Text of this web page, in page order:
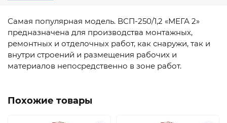
Самая популярная модель. ВСП-250/1,2 «МЕГА 2»
предназначена для производства монтажных,
ремонтных и отделочных работ, как снаружи, так и
внутри строений и размещения рабочих и
материалов непосредственно в зоне работ.
Похожие товары